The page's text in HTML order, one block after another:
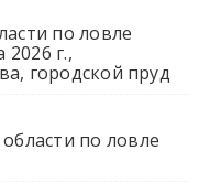
по ловле
2026 г.,
городской пруд
по ловле